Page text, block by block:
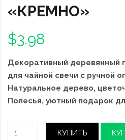
«КРЕМНО»
$3.98
Декоративный деревянный
для чайной свечи с ручной
Натуральное дерево,
Полесья, уютный подарок
КУПИТЬ